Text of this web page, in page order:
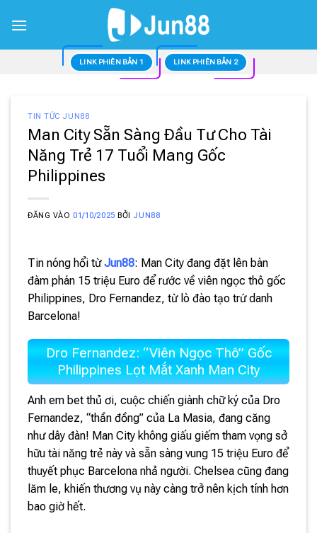
qua
LINK PHIÊN BẢN 1 LINK PHIÊN BẢN 2
TIN TỨC JUN88
Man City Sẵn Sàng Đầu Tư Cho Tài
Năng Trẻ 17 Tuổi Mang Gốc
Philippines
ĐĂNG VÀO 01/10/2025 BỞI JUN88
Tin nóng hổi từJun88: Man City đang đặt lên bàn
đàm phán 15 triệu Euro để rước về viên ngọc thô gốc
Philippines, Dro Fernandez, từ lò đào tạo trứ danh
Barcelona!
Dro Fernandez: “Viên Ngọc Thô” Gốc
Philippines Lọt Mắt Xanh Man City
Anh em bet thủ ơi, cuộc chiến giành chữ ký của Dro
Fernandez, “thần đồng” của La Masia, đang căng
như dây đàn! Man City không giấu giếm tham vọng sở
hữu tài năng trẻ này và sẵn sàng vung 15 triệu Euro để
thuyết phục Barcelona nhả người. Chelsea cũng đang
lăm le, khiến thương vụ này càng trở nên kịch tính hơn
bao giờ hết.